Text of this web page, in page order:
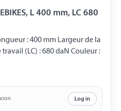
L 400 mm, LC 680
: 400 mm Largeur de la
(LC) : 680 daN Couleur :
Log in